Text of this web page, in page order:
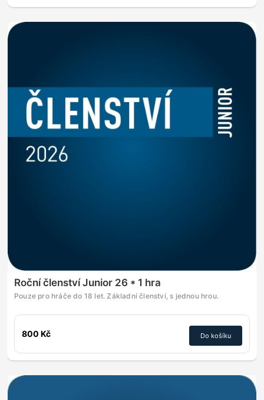
Roční členství Junior 26 * 1 hra
Pouze pro hráče do 18 let. Základní členství, s jednou hrou.
800 Kč Do košíku